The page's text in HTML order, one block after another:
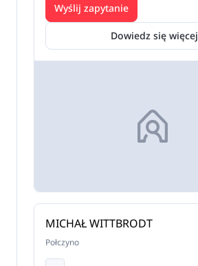
Dowiedz się więcej
Wyślij zapytanie
MICHAŁ WITTBRODT
Połczyno